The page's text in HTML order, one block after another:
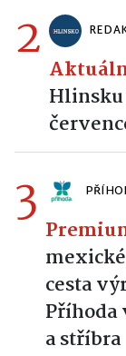
2
Hlinsku
3
cesta
Příhoda
a stříbra